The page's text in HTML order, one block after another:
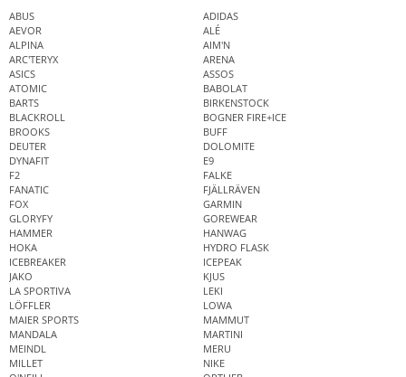
ABUS
ADIDAS
AEVOR
ALÉ
ALPINA
AIM'N
ARC'TERYX
ARENA
ASICS
ASSOS
ATOMIC
BABOLAT
BARTS
BIRKENSTOCK
BLACKROLL
BOGNER FIRE+ICE
BROOKS
BUFF
DEUTER
DOLOMITE
DYNAFIT
E9
F2
FALKE
FANATIC
FJÄLLRÄVEN
FOX
GARMIN
GLORYFY
GOREWEAR
HAMMER
HANWAG
HOKA
HYDRO FLASK
ICEBREAKER
ICEPEAK
JAKO
KJUS
LA SPORTIVA
LEKI
LÖFFLER
LOWA
MAIER SPORTS
MAMMUT
MANDALA
MARTINI
MEINDL
MERU
MILLET
NIKE